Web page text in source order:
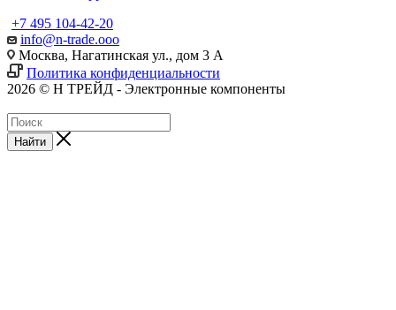
+7 495 104-42-20
info@n-trade.ooo
Москва, Нагатинская ул., дом 3 А
Политика конфиденциальности
2026 © Н ТРЕЙД - Электронные компоненты
Найти